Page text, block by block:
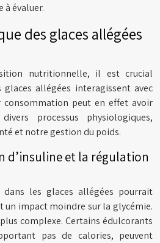
à évaluer.
des glaces allégées
nutritionnelle, il est crucial
glaces allégées interagissent avec
consommation peut en effet avoir
processus physiologiques,
et notre gestion du poids.
d’insuline et la régulation
dans les glaces allégées pourrait
un impact moindre sur la glycémie.
complexe. Certains édulcorants
pas de calories, peuvent